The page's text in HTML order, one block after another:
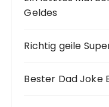
Geldes
Richtig geile
Bester Dad Joke